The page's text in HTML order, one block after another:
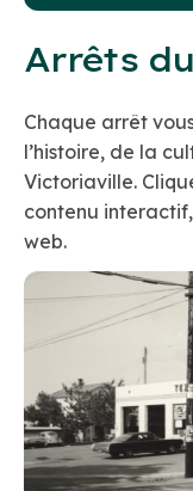
Arrêts
Chaque arrêt
l’histoire, de la
Victoriaville.
contenu
web.